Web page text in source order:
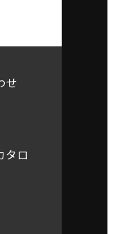
せ
タロ